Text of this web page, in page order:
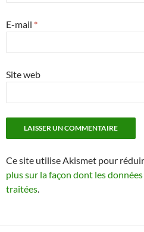
E-mail *
Site web
Ce site utilise Akismet pour
plus sur la façon dont les
traitées.